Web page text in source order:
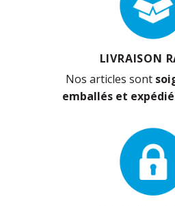
LIVRAISON
Nos articles sont
emballés et